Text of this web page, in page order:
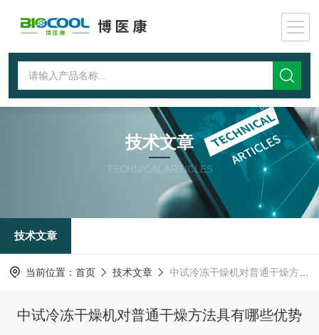
技术文章
TECHNICAL ARTICLES
技术文章
当前位置： 首页 技术文章 中试冷冻干燥机对普通干燥方法具有哪些优势
中试冷冻干燥机对普通干燥方法具有哪些优势